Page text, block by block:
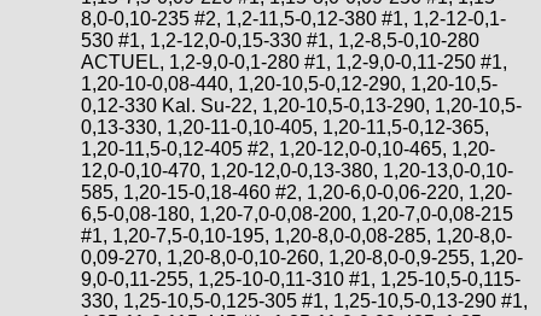
8,0-0,10-235 #2, 1,2-11,5-0,12-380 #1, 1,2-12-0,1-
530 #1, 1,2-12,0-0,15-330 #1, 1,2-8,5-0,10-280
ACTUEL, 1,2-9,0-0,1-280 #1, 1,2-9,0-0,11-250 #1,
1,20-10-0,08-440, 1,20-10,5-0,12-290, 1,20-10,5-
0,12-330 Kal. Su-22, 1,20-10,5-0,13-290, 1,20-10,5-
0,13-330, 1,20-11-0,10-405, 1,20-11,5-0,12-365,
1,20-11,5-0,12-405 #2, 1,20-12,0-0,10-465, 1,20-
12,0-0,10-470, 1,20-12,0-0,13-380, 1,20-13,0-0,10-
585, 1,20-15-0,18-460 #2, 1,20-6,0-0,06-220, 1,20-
6,5-0,08-180, 1,20-7,0-0,08-200, 1,20-7,0-0,08-215
#1, 1,20-7,5-0,10-195, 1,20-8,0-0,08-285, 1,20-8,0-
0,09-270, 1,20-8,0-0,10-260, 1,20-8,0-0,9-255, 1,20-
9,0-0,11-255, 1,25-10-0,11-310 #1, 1,25-10,5-0,115-
330, 1,25-10,5-0,125-305 #1, 1,25-10,5-0,13-290 #1,